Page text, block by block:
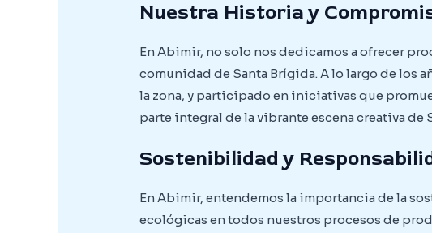
Nuestra Historia y
En Abimir, no solo nos dedicamos a ofrecer
comunidad de Santa Brígida. A lo largo de los
la zona, y participado en iniciativas que
parte integral de la vibrante escena creativa
Sostenibilidad y
En Abimir, entendemos la importancia de la
ecológicas en todos nuestros procesos de